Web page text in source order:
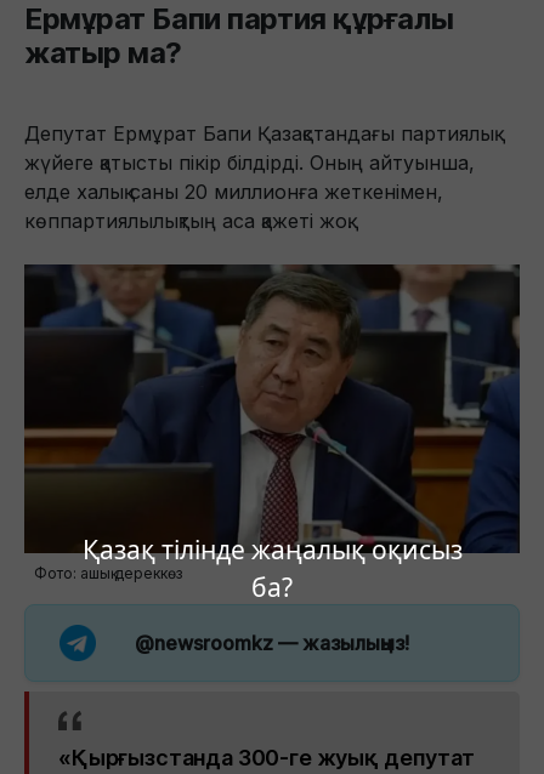
Қазақ тілінде жаңалық оқисыз
ба?
Ермұрат Бапи партия құрғалы
жатыр ма?
Депутат Ермұрат Бапи Қазақстандағы партиялық
жүйеге қатысты пікір білдірді. Оның айтуынша,
елде халық саны 20 миллионға жеткенімен,
көппартиялылықтың аса қажеті жоқ.
Фото: ашық дереккөз
@newsroomkz — жазылыңыз!
«Қырғызстанда 300-ге жуық депутат